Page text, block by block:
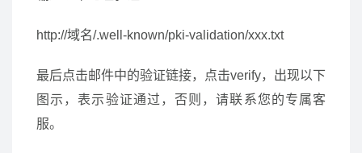
http://域名/.well-known/pki-validation/xxx.txt
最后点击邮件中的验证链接，点击verify，出现以下
图示，表示验证通过，否则，请联系您的专属客
服。